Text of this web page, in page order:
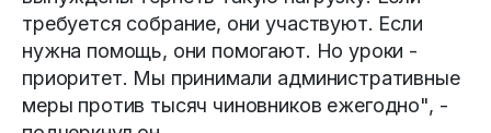
требуется собрание, они участвуют. Если
нужна помощь, они помогают. Но уроки -
приоритет. Мы принимали административные
меры против тысяч чиновников ежегодно", -